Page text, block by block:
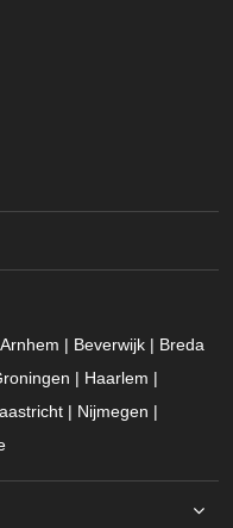
| Beverwijk | Breda
| Haarlem |
| Nijmegen |